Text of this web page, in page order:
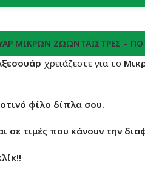
ΜΙΚΡΏΝ ΖΏΩΝΤΑΪΣΤΡΕΣ –
χρειάζεστε για το
φίλο δίπλα σου.
σε τιμές που κάνουν την